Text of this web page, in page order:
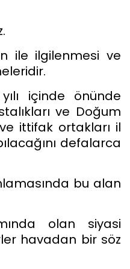
ile ilgilenmesi ve
içinde önünde
ve Doğum
ittifak ortakları il
defalarca
bu alan
olan siyasi
havadan bir söz